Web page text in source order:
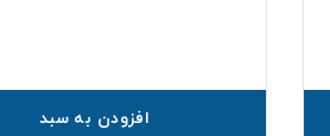
افزودن به سبد